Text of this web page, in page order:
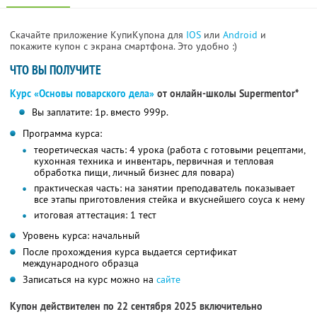
Скачайте приложение КупиКупона для IOS или Android и
покажите купон с экрана смартфона. Это удобно :)
ЧТО ВЫ ПОЛУЧИТЕ
Курс «Основы поварского дела» от онлайн-школы Supermentor*
Вы заплатите: 1р. вместо 999р.
Программа курса:
теоретическая часть: 4 урока (работа с готовыми рецептами,
кухонная техника и инвентарь, первичная и тепловая
обработка пищи, личный бизнес для повара)
практическая часть: на занятии преподаватель показывает
все этапы приготовления стейка и вкуснейшего соуса к нему
итоговая аттестация: 1 тест
Уровень курса: начальный
После прохождения курса выдается сертификат
международного образца
Записаться на курс можно на сайте
Купон действителен по 22 сентября 2025 включительно